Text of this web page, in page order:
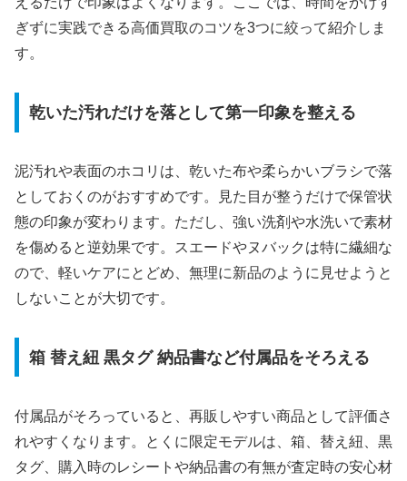
ぎずに実践できる高価買取のコツを3つに絞って紹介しま
す。
乾いた汚れだけを落として第一印象を整える
泥汚れや表面のホコリは、乾いた布や柔らかいブラシで落
としておくのがおすすめです。見た目が整うだけで保管状
態の印象が変わります。ただし、強い洗剤や水洗いで素材
を傷めると逆効果です。スエードやヌバックは特に繊細な
ので、軽いケアにとどめ、無理に新品のように見せようと
しないことが大切です。
箱 替え紐 黒タグ 納品書など付属品をそろえる
付属品がそろっていると、再販しやすい商品として評価さ
れやすくなります。とくに限定モデルは、箱、替え紐、黒
タグ、購入時のレシートや納品書の有無が査定時の安心材